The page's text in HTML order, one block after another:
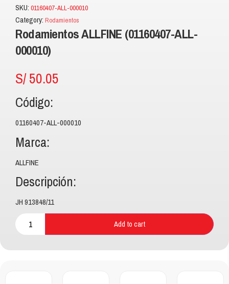
SKU: 01160407-ALL-000010
Category: Rodamientos
Rodamientos ALLFINE (01160407-ALL-
000010)
S/50.05
Código:
01160407-ALL-000010
Marca:
ALLFINE
Descripción:
JH 913848/11
Add to cart